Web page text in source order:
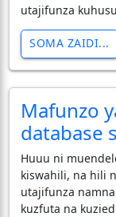
utajifunza
SOMA ZAIDI...
Mafunzo
database
Huuu ni
kiswahili, na hili
utajifunza
kuzfuta na